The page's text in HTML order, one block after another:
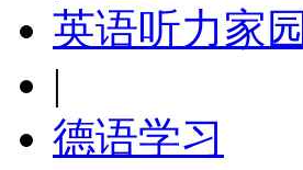
英语听力家园
|
德语学习